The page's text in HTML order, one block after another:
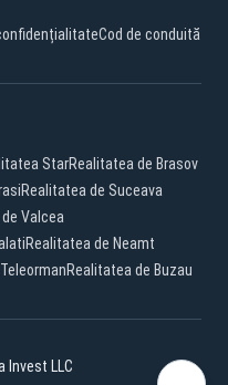
Cod de conduită
StarRealitatea de Brasov
Realitatea de Suceava
Valcea
Realitatea de Neamt
Realitatea de Buzau
Invest LLC